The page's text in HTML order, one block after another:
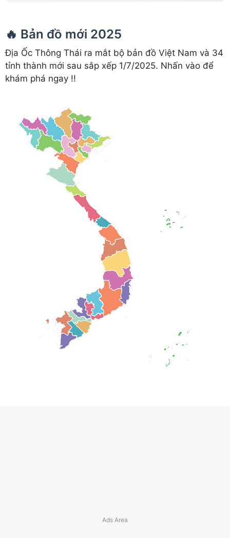
🔥 Bản đồ mới 2025
Địa Ốc Thông Thái ra mắt bộ bản đồ Việt Nam và 34
tỉnh thành mới sau sắp xếp 1/7/2025. Nhấn vào để
khám phá ngay !!